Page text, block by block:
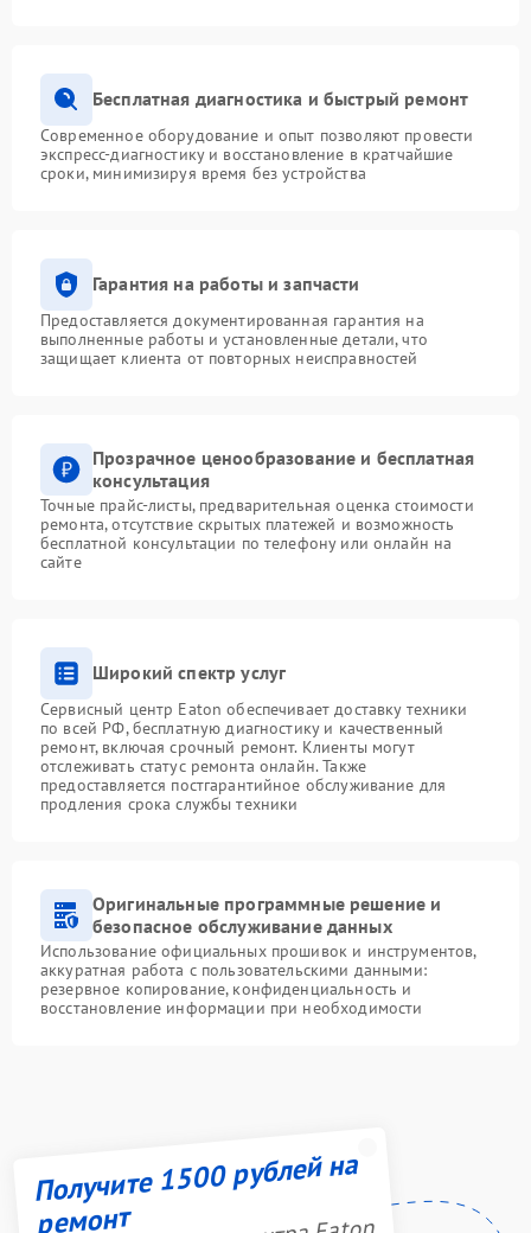
Бесплатная диагностика и быстрый ремонт
Современное оборудование и опыт позволяют провести
экспресс-диагностику и восстановление в кратчайшие
сроки, минимизируя время без устройства
Гарантия на работы и запчасти
Предоставляется документированная гарантия на
выполненные работы и установленные детали, что
защищает клиента от повторных неисправностей
Прозрачное ценообразование и бесплатная
консультация
Точные прайс-листы, предварительная оценка стоимости
ремонта, отсутствие скрытых платежей и возможность
бесплатной консультации по телефону или онлайн на
сайте
Широкий спектр услуг
Сервисный центр Eaton обеспечивает доставку техники
по всей РФ, бесплатную диагностику и качественный
ремонт, включая срочный ремонт. Клиенты могут
отслеживать статус ремонта онлайн. Также
предоставляется постгарантийное обслуживание для
продления срока службы техники
Оригинальные программные решение и
безопасное обслуживание данных
Использование официальных прошивок и инструментов,
аккуратная работа с пользовательскими данными:
резервное копирование, конфиденциальность и
восстановление информации при необходимости
Получите 1500 рублей на
ремонт